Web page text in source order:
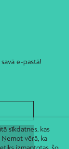
e-pastā!
sīkdatnes, kas
vērā, ka